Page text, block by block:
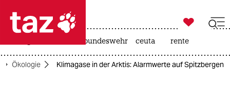
 taz zahl ich
taz zahl ich

taz zahl ich
bundeswehr ceuta rente
Ökologie Klimagase in der Arktis: Alarmwerte auf Spitzbergen